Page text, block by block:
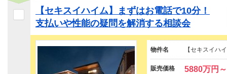
【セキスイハイム】まずはお電話で10分！
支払いや性能の疑問を解消する相談会
物件名 【セキスイハ
販売価格 5880万円